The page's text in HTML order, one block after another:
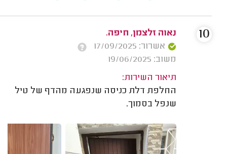
נאוה זלצמן, חיפה.
אשרור: 17/09/2025
משוב: 19/06/2025
תיאור השירות:
החלפת דלת כניסה שנפגעה מהדף של טיל
שנפל בסמוך.
10